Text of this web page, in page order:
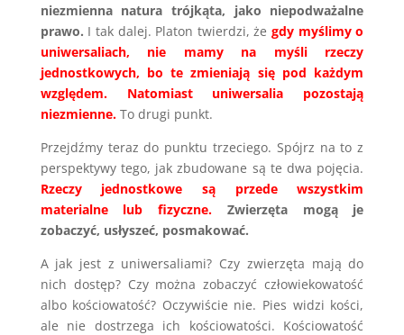
niezmienna natura trójkąta, jako niepodważalne
prawo. I tak dalej. Platon twierdzi, że gdy myślimy o
uniwersaliach, nie mamy na myśli rzeczy
jednostkowych, bo te zmieniają się pod każdym
względem. Natomiast uniwersalia pozostają
niezmienne. To drugi punkt.
Przejdźmy teraz do punktu trzeciego. Spójrz na to z
perspektywy tego, jak zbudowane są te dwa pojęcia.
Rzeczy jednostkowe są przede wszystkim
materialne lub fizyczne.
Zwierzęta mogą je
zobaczyć, usłyszeć, posmakować.
A jak jest z uniwersaliami? Czy zwierzęta mają do
nich dostęp? Czy można zobaczyć człowiekowatość
albo kościowatość? Oczywiście nie. Pies widzi kości,
ale nie dostrzega ich kościowatości. Kościowatość